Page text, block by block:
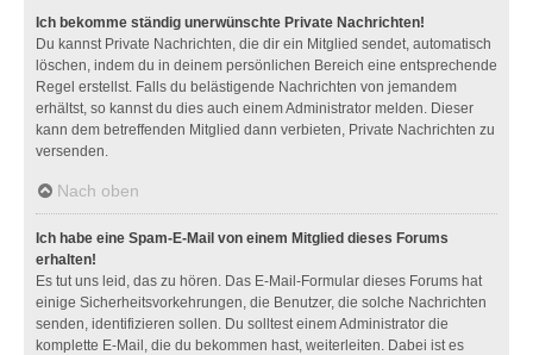
Ich bekomme ständig unerwünschte Private Nachrichten!
Du kannst Private Nachrichten, die dir ein Mitglied sendet, automatisch
löschen, indem du in deinem persönlichen Bereich eine entsprechende
Regel erstellst. Falls du belästigende Nachrichten von jemandem
erhältst, so kannst du dies auch einem Administrator melden. Dieser
kann dem betreffenden Mitglied dann verbieten, Private Nachrichten zu
versenden.
Nach oben
Ich habe eine Spam-E-Mail von einem Mitglied dieses Forums
erhalten!
Es tut uns leid, das zu hören. Das E-Mail-Formular dieses Forums hat
einige Sicherheitsvorkehrungen, die Benutzer, die solche Nachrichten
senden, identifizieren sollen. Du solltest einem Administrator die
komplette E-Mail, die du bekommen hast, weiterleiten. Dabei ist es